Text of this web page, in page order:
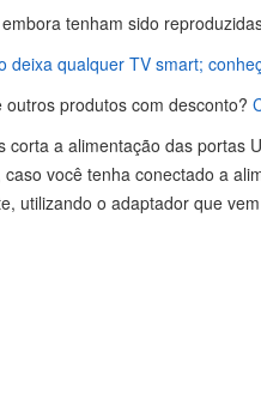
tenham sido
deixa qualquer TV smart;
produtos com desconto?
corta a alimentação das portas
você tenha conectado a
utilizando o adaptador que